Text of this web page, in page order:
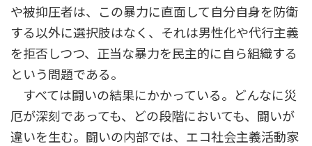
や被抑圧者は、この暴力に直面して自分自身を防衛
する以外に選択肢はなく、それは男性化や代行主義
を拒否しつつ、正当な暴力を民主的に自ら組織する
という問題である。
すべては闘いの結果にかかっている。どんなに災
厄が深刻であっても、どの段階においても、闘いが
違いを生む。闘いの内部では、エコ社会主義活動家